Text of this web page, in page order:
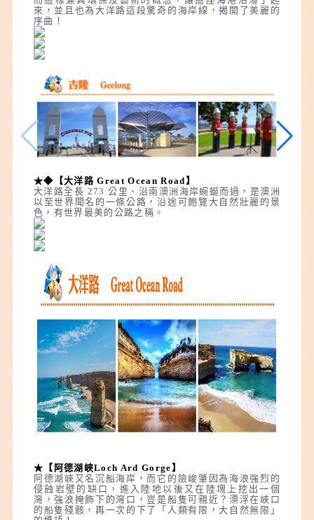
來，並且也為大洋路這段驚奇的海岸線，揭開了美麗的
序曲！
★◆【大洋路 Great Ocean Road】
大洋路全長 273 公里、沿南澳洲海岸蜿蜒而過，是澳洲
以至世界聞名的一條公路，沿途可飽覽大自然壯麗的景
色，有世界最美的公路之稱。
★【阿德湖峽Loch Ard Gorge】
阿德湖峽又名沉船海岸，而它的險峻肇因為海浪強烈的
侵蝕岩壁的缺口，進入陸地以後又在陸塊上挖出一個
灣，強浪掩飾下的灣口，豈是船隻可親近？漂浮在峽口
的船隻殘骸，再一次的下了「人類有限，大自然無限」